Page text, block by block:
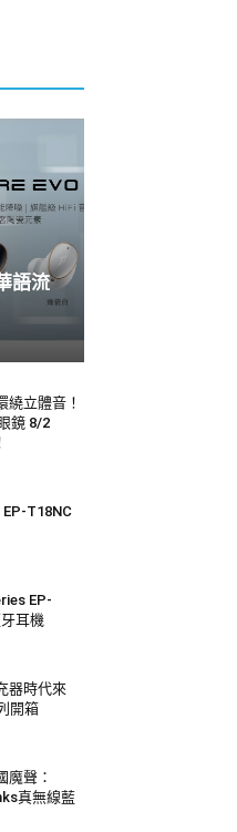
語流
繞立體音！
鏡 8/2
EP-T18NC
EP-
耳機
器時代來
開箱
魔聲：
真無線藍